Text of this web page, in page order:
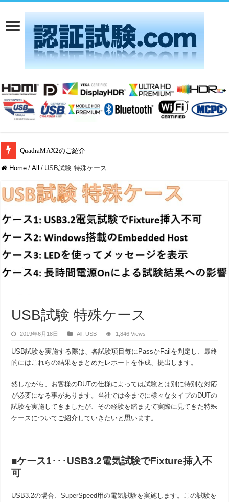
QuadraMAX2のご紹介
Aliro 1.0 認証試験：アリオンは日本唯一のAliro ATLとして運営開始
Home / All / USB試験 特殊ケース
USB試験 特殊ケース
2019年6月18日 All USB 1,846 Views
USB試験を実施する際は、各試験項目毎にPassかFailを判定し、最終
的にはこれらの結果をまとめたレポートを作成、提出します。
然しながら、お客様のDUTの仕様によっては試験とは別に特別な対応
が必要になる事があります。当社では今までに様々なタイプのDUTの
試験を実施してきましたが、その経験を踏まえて実際に見てきた特殊
ケースについてご紹介していきたいと思います。
■ケース1･･･USB3.2電気試験でFixture挿入不
可
USB3.2の場合、SuperSpeed用の電気試験を実施します。この試験を